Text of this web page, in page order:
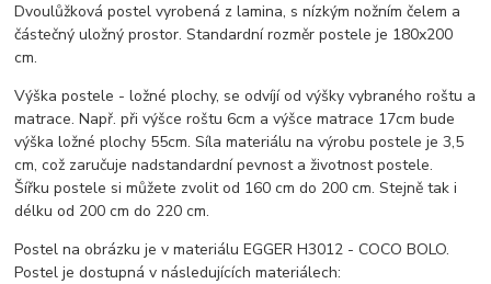
Dvoulůžková postel vyrobená z lamina, s nízkým nožním čelem a
částečný uložný prostor. Standardní rozměr postele je 180x200
cm.
Výška postele - ložné plochy, se odvíjí od výšky vybraného roštu a
matrace. Např. při výšce roštu 6cm a výšce matrace 17cm bude
výška ložné plochy 55cm. Síla materiálu na výrobu postele je 3,5
cm, což zaručuje nadstandardní pevnost a životnost postele.
Šířku postele si můžete zvolit od 160 cm do 200 cm. Stejně tak i
délku od 200 cm do 220 cm.
Postel na obrázku je v materiálu EGGER H3012 - COCO BOLO.
Postel je dostupná v následujících materiálech: